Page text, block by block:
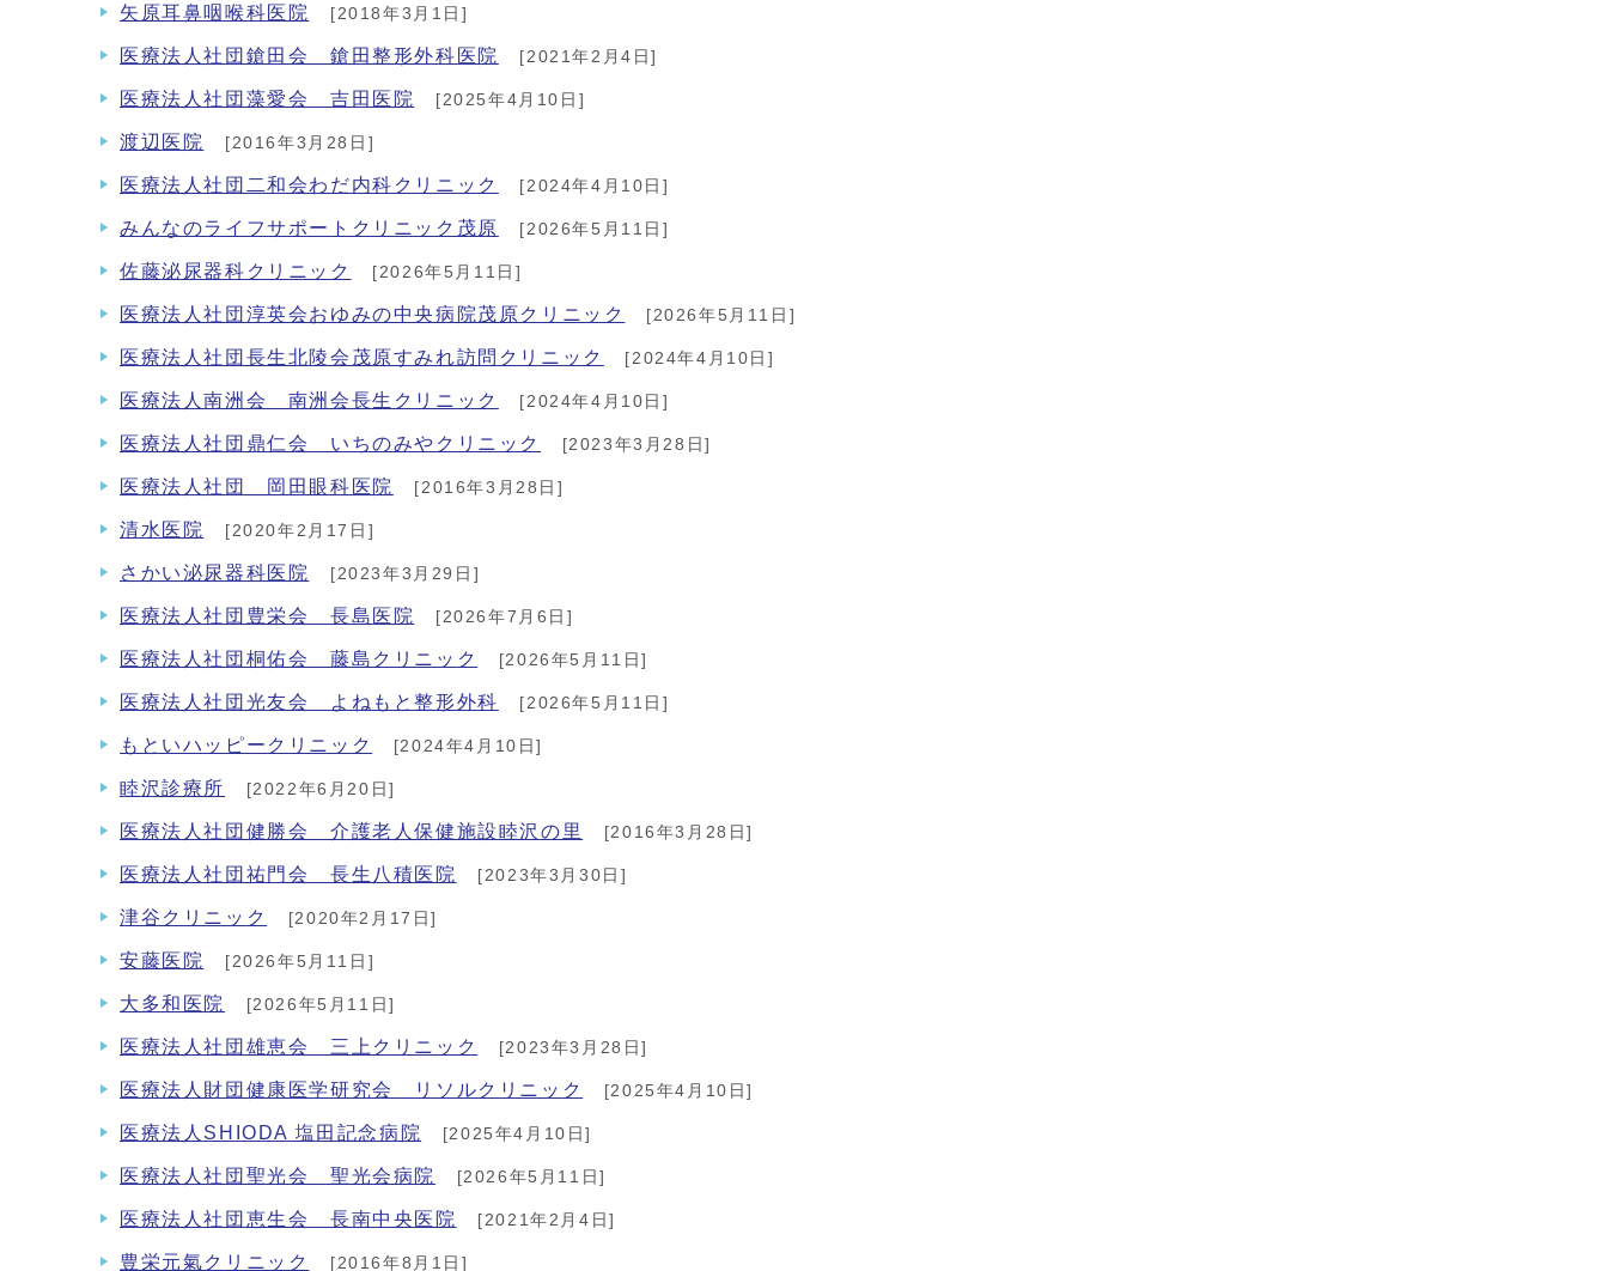
矢原耳鼻咽喉科医院 [2018年3月1日]
医療法人社団鎗田会 鎗田整形外科医院 [2021年2月4日]
医療法人社団藻愛会 吉田医院 [2025年4月10日]
渡辺医院 [2016年3月28日]
医療法人社団二和会わだ内科クリニック [2024年4月10日]
みんなのライフサポートクリニック茂原 [2026年5月11日]
佐藤泌尿器科クリニック [2026年5月11日]
医療法人社団淳英会おゆみの中央病院茂原クリニック [2026年5月11日]
医療法人社団長生北陵会茂原すみれ訪問クリニック [2024年4月10日]
医療法人南洲会 南洲会長生クリニック [2024年4月10日]
医療法人社団鼎仁会 いちのみやクリニック [2023年3月28日]
医療法人社団 岡田眼科医院 [2016年3月28日]
清水医院 [2020年2月17日]
さかい泌尿器科医院 [2023年3月29日]
医療法人社団豊栄会 長島医院 [2026年7月6日]
医療法人社団桐佑会 藤島クリニック [2026年5月11日]
医療法人社団光友会 よねもと整形外科 [2026年5月11日]
もといハッピークリニック [2024年4月10日]
睦沢診療所 [2022年6月20日]
医療法人社団健勝会 介護老人保健施設睦沢の里 [2016年3月28日]
医療法人社団祐門会 長生八積医院 [2023年3月30日]
津谷クリニック [2020年2月17日]
安藤医院 [2026年5月11日]
大多和医院 [2026年5月11日]
医療法人社団雄恵会 三上クリニック [2023年3月28日]
医療法人財団健康医学研究会 リソルクリニック [2025年4月10日]
医療法人SHIODA 塩田記念病院 [2025年4月10日]
医療法人社団聖光会 聖光会病院 [2026年5月11日]
医療法人社団恵生会 長南中央医院 [2021年2月4日]
豊栄元氣クリニック [2016年8月1日]